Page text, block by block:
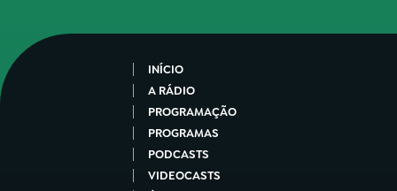
INÍCIO
A RÁDIO
PROGRAMAÇÃO
PROGRAMAS
PODCASTS
VIDEOCASTS